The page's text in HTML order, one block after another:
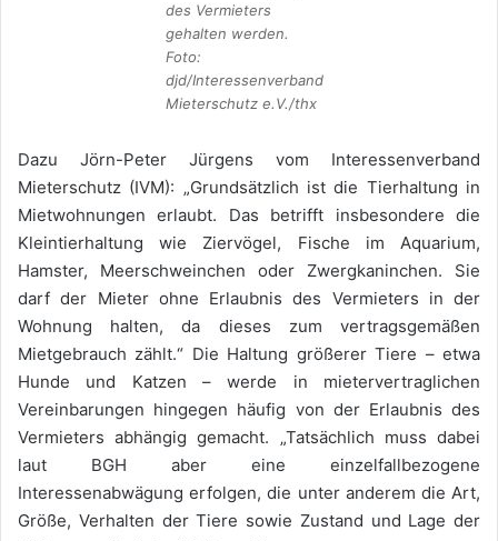
des Vermieters
gehalten werden.
Foto:
djd/Interessenverband
Mieterschutz e.V./thx
Dazu Jörn-Peter Jürgens vom Interessenverband
Mieterschutz (IVM): „Grundsätzlich ist die Tierhaltung in
Mietwohnungen erlaubt. Das betrifft insbesondere die
Kleintierhaltung wie Ziervögel, Fische im Aquarium,
Hamster, Meerschweinchen oder Zwergkaninchen. Sie
darf der Mieter ohne Erlaubnis des Vermieters in der
Wohnung halten, da dieses zum vertragsgemäßen
Mietgebrauch zählt.“ Die Haltung größerer Tiere – etwa
Hunde und Katzen – werde in mietervertraglichen
Vereinbarungen hingegen häufig von der Erlaubnis des
Vermieters abhängig gemacht. „Tatsächlich muss dabei
laut BGH aber eine einzelfallbezogene
Interessenabwägung erfolgen, die unter anderem die Art,
Größe, Verhalten der Tiere sowie Zustand und Lage der